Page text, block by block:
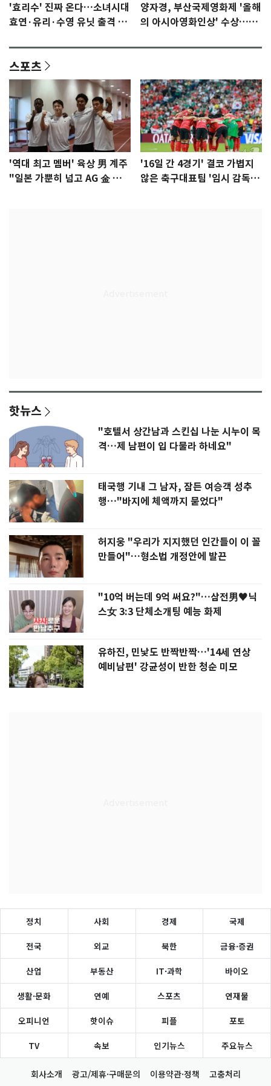
'효리수' 진짜 온다…소녀시대
효연·유리·수영 유닛 출격 [N
양자경, 부산국제영화제 '올해
의 아시아영화인상' 수상…15
스포츠
'역대 최고 멤버' 육상 男 계주
"일본 가뿐히 넘고 AG 金 따겠
'16일 간 4경기' 결코 가볍지
않은 축구대표팀 '임시 감독'
핫뉴스
"호텔서 상간남과 스킨십 나눈 시누이 목
격…제 남편이 입 다물라 하네요"
태국행 기내 그 남자, 잠든 여승객 성추
행…"바지에 체액까지 묻었다"
허지웅 "우리가 지지했던 인간들이 이 꼴
만들어"…형소법 개정안에 발끈
"10억 버는데 9억 써요?"…삼전男♥닉
스女 3:3 단체소개팅 예능 화제
유하진, 민낯도 반짝반짝…'14세 연상
예비남편' 강균성이 반한 청순 미모
정치 사회 경제 국제
전국 외교 북한 금융·증권
산업 부동산 IT·과학 바이오
생활·문화 연예 스포츠 연재물
오피니언 핫이슈 피플 포토
TV 속보 인기뉴스 주요뉴스
회사소개 광고/제휴·구매문의 이용약관·정책 고충처리